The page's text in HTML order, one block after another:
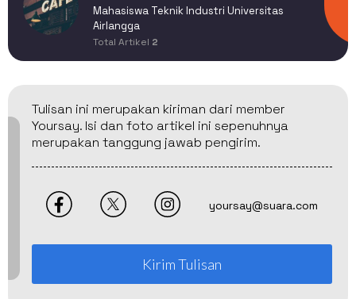
Mahasiswa Teknik Industri Universitas
Airlangga
Total Artikel 2
Tulisan ini merupakan kiriman dari member
Yoursay. Isi dan foto artikel ini sepenuhnya
merupakan tanggung jawab pengirim.
yoursay@suara.com
Kirim Tulisan